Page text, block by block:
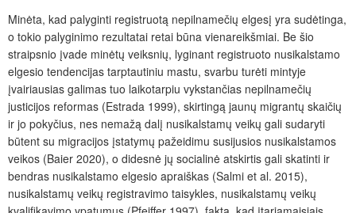
Minėta, kad palyginti registruotą nepilnamečių elgesį yra sudėtinga,
o tokio palyginimo rezultatai retai būna vienareikšmiai. Be šio
straipsnio įvade minėtų veiksnių, lyginant registruoto nusikalstamo
elgesio tendencijas tarptautiniu mastu, svarbu turėti mintyje
įvairiausias galimas tuo laikotarpiu vykstančias nepilnamečių
justicijos reformas (Estrada 1999), skirtingą jaunų migrantų skaičių
ir jo pokyčius, nes nemažą dalį nusikalstamų veikų gali sudaryti
būtent su migracijos įstatymų pažeidimu susijusios nusikalstamos
veikos (Baier 2020), o didesnė jų socialinė atskirtis gali skatinti ir
bendras nusikalstamo elgesio apraiškas (Salmi et al. 2015),
nusikalstamų veikų registravimo taisykles, nusikalstamų veikų